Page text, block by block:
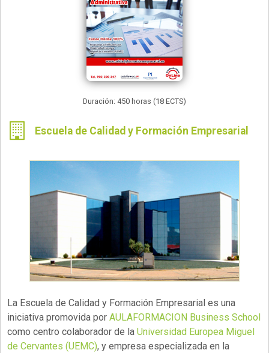
Duración: 450 horas (18 ECTS)
Escuela de Calidad y Formación Empresarial
La Escuela de Calidad y Formación Empresarial es una
iniciativa promovida porAULAFORMACION Business School
como centro colaborador de laUniversidad Europea Miguel
de Cervantes (UEMC), y empresa especializada en la